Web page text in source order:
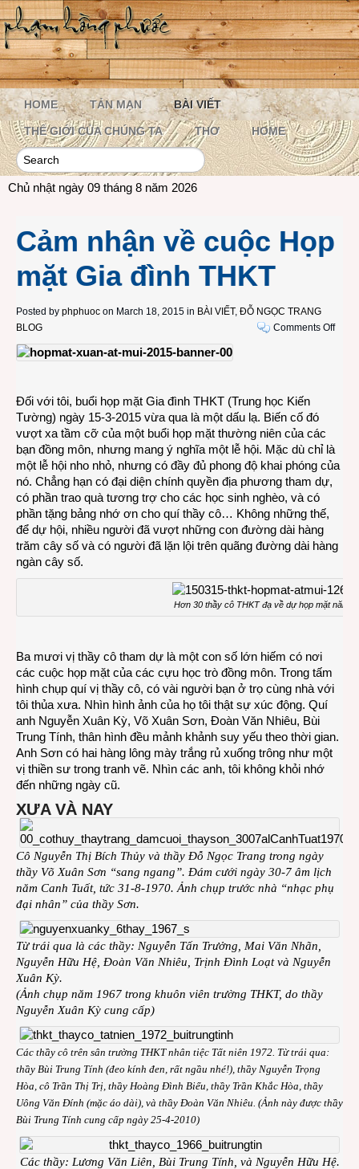
HOME TẢN MẠN BÀI VIẾT
THẾ GIỚI CỦA CHÚNG TA THƠ HOME
Chủ nhật ngày 09 tháng 8 năm 2026
Cảm nhận về cuộc Họp
mặt Gia đình THKT
Posted by phphuoc on March 18, 2015 in BÀI VIẾT, ĐỖ NGỌC TRANG
BLOG
Comments Offon
đình
THKT
Đối với tôi, buổi họp mặt Gia đình THKT (Trung học Kiến
Tường) ngày 15-3-2015 vừa qua là một dấu lạ. Biến cố đó
vượt xa tầm cỡ của một buổi họp mặt thường niên của các
bạn đồng môn, nhưng mang ý nghĩa một lễ hội. Mặc dù chỉ là
một lễ hội nho nhỏ, nhưng có đầy đủ phong độ khai phóng của
nó. Chẳng hạn có đại diện chính quyền địa phương tham dự,
có phần trao quà tương trợ cho các học sinh nghèo, và có
phần tặng bảng nhớ ơn cho quí thầy cô… Không những thế,
để dự hội, nhiều người đã vượt những con đường dài hàng
trăm cây số và có người đã lặn lội trên quãng đường dài hàng
ngàn cây số.
Hơn 30 thầy cô THKT đạ về dự họp mặt năm
Ba mươi vị thầy cô tham dự là một con số lớn hiếm có nơi
các cuộc họp mặt của các cựu học trò đồng môn. Trong tấm
hình chụp quí vị thầy cô, có vài người bạn ở trọ cùng nhà với
tôi thủa xưa. Nhìn hình ảnh của họ tôi thật sự xúc động. Quí
anh Nguyễn Xuân Kỳ, Võ Xuân Sơn, Đoàn Văn Nhiêu, Bùi
Trung Tính, thân hình đều mảnh khảnh suy yếu theo thời gian.
Anh Sơn có hai hàng lông mày trắng rủ xuống trông như một
vị thiền sư trong tranh vẽ. Nhìn các anh, tôi không khỏi nhớ
đến những ngày cũ.
XƯA VÀ NAY
Cô Nguyễn Thị Bích Thủy và thầy Đỗ Ngọc Trang trong ngày
thầy Võ Xuân Sơn “sang ngang”. Đám cưới ngày 30-7 âm lịch
năm Canh Tuất, tức 31-8-1970. Ảnh chụp trước nhà “nhạc phụ
đại nhân” của thầy Sơn.
Từ trái qua là các thầy: Nguyễn Tấn Trưởng, Mai Văn Nhãn,
Nguyễn Hữu Hệ, Đoàn Văn Nhiêu, Trịnh Đình Loạt và Nguyễn
Xuân Kỳ.
(Ảnh chụp năm 1967 trong khuôn viên trường THKT, do thầy
Nguyễn Xuân Kỳ cung cấp)
Các thầy cô trên sân trường THKT nhân tiệc Tất niên 1972. Từ trái qua:
thầy Bùi Trung Tính (đeo kính đen, rất ngầu nhé!), thầy Nguyễn Trọng
Hòa, cô Trần Thị Trị, thầy Hoàng Đình Biểu, thầy Trần Khắc Hòa, thầy
Uông Văn Đính (mặc áo dài), và thầy Đoàn Văn Nhiêu. (Ảnh này được thầy
Bùi Trung Tính cung cấp ngày 25-4-2010)
Các thầy: Lương Văn Liên, Bùi Trung Tính, và Nguyễn Hữu Hệ.